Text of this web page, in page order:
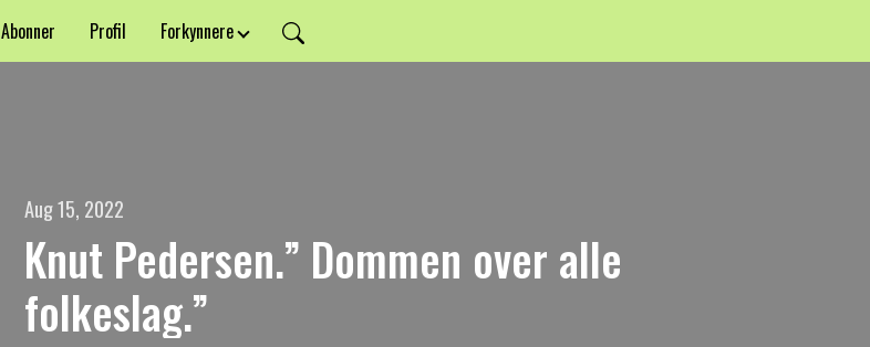
Abonner Profil Forkynnere
Aug 15, 2022
Knut Pedersen.” Dommen over alle
folkeslag.”